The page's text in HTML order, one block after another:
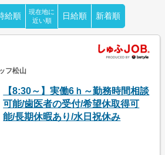
給順
現在地に
近い順
日給順 新着順
フ松山
【8:30～】実働6ｈ～勤務時間相談
可能/歯医者の受付/希望休取得可
能/長期休暇あり/水日祝休み